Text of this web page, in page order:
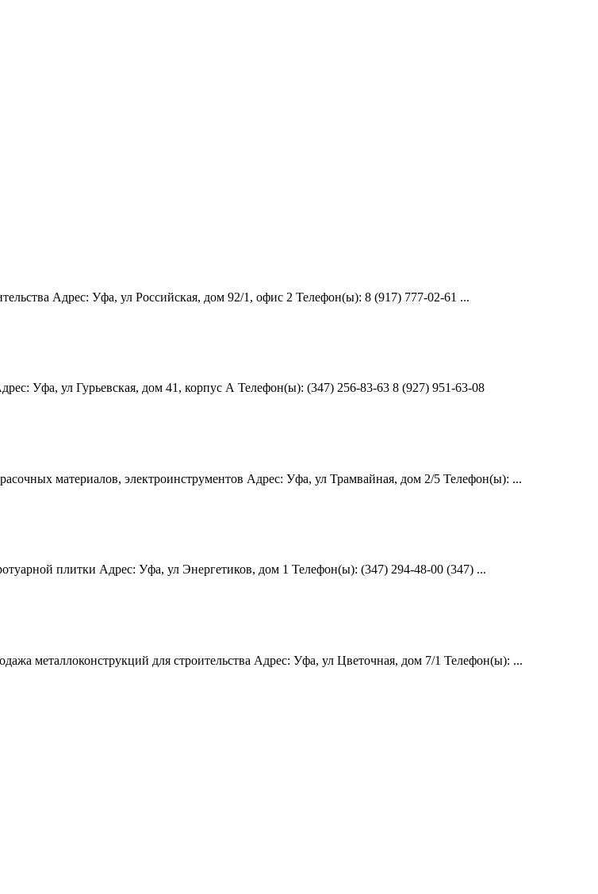
Адрес: Уфа, ул Российская, дом 92/1, офис 2 Телефон(ы): 8 (917) 777-02-61 ...
Уфа, ул Гурьевская, дом 41, корпус А Телефон(ы): (347) 256-83-63 8 (927) 951-63-08
материалов, электроинструментов Адрес: Уфа, ул Трамвайная, дом 2/5 Телефон(ы): ...
плитки Адрес: Уфа, ул Энергетиков, дом 1 Телефон(ы): (347) 294-48-00 (347) ...
металлоконструкций для строительства Адрес: Уфа, ул Цветочная, дом 7/1 Телефон(ы): ...